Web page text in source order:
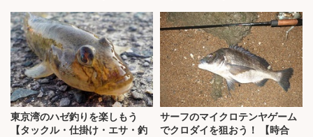
東京湾のハゼ釣りを楽しもう
【タックル・仕掛け・エサ・釣
サーフのマイクロテンヤゲーム
でクロダイを狙おう！ 【時合